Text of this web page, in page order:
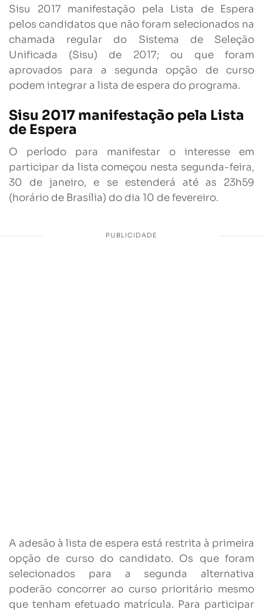
Sisu 2017 manifestação pela Lista de Espera
pelos candidatos que não foram selecionados na
chamada regular do Sistema de Seleção
Unificada (Sisu) de 2017; ou que foram
aprovados para a segunda opção de curso
podem integrar a lista de espera do programa.
Sisu 2017 manifestação pela Lista
de Espera
O período para manifestar o interesse em
participar da lista começou nesta segunda-feira,
30 de janeiro, e se estenderá até as 23h59
(horário de Brasília) do dia 10 de fevereiro.
A adesão à lista de espera está restrita à primeira
opção de curso do candidato. Os que foram
selecionados para a segunda alternativa
poderão concorrer ao curso prioritário mesmo
que tenham efetuado matrícula. Para participar